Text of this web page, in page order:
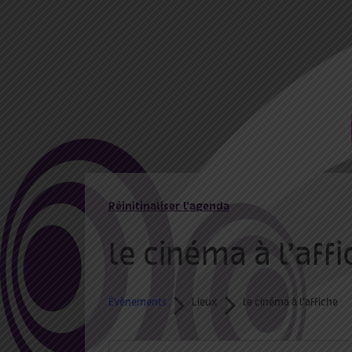
Réinitinaliser l’agenda
le cinéma à
Évènements Lieux le cinéma à l’affiche